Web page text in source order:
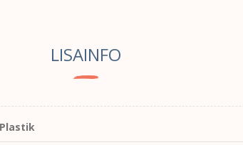
LISAINFO
Plastik